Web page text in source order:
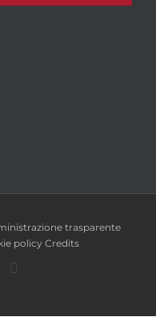
trasparente
policy Credits
YouTube